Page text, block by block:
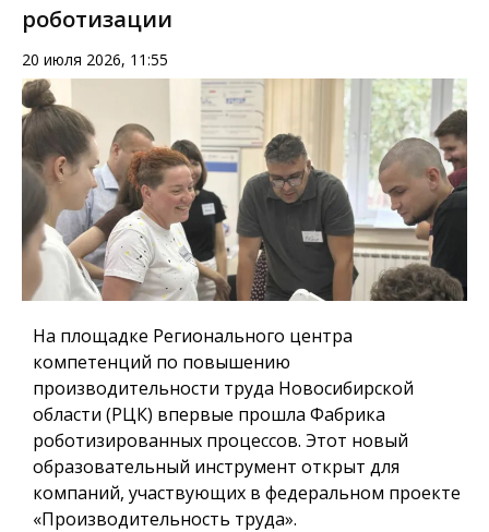
роботизации
20 июля 2026, 11:55
На площадке Регионального центра
компетенций по повышению
производительности труда Новосибирской
области (РЦК) впервые прошла Фабрика
роботизированных процессов. Этот новый
образовательный инструмент открыт для
компаний, участвующих в федеральном проекте
«Производительность труда».